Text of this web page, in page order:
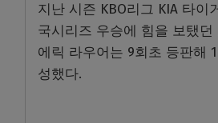
지난 시즌 KBO리그 KIA 타이
국시리즈 우승에 힘을 보탰던
에릭 라우어는 9회초 등판해
성했다.